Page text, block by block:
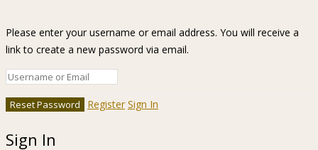
Please enter your username or email address. You will receive a
link to create a new password via email.
Register Sign In
Sign In